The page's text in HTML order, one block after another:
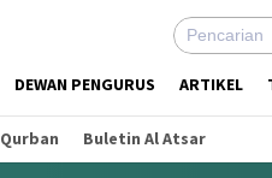
DEWAN PENGURUS ARTIKEL
Qurban Buletin Al Atsar